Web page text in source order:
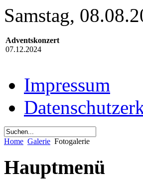
Samstag,
Adventskonzert
07.12.2024
Impressum
Home Galerie Fotogalerie
Hauptmenü